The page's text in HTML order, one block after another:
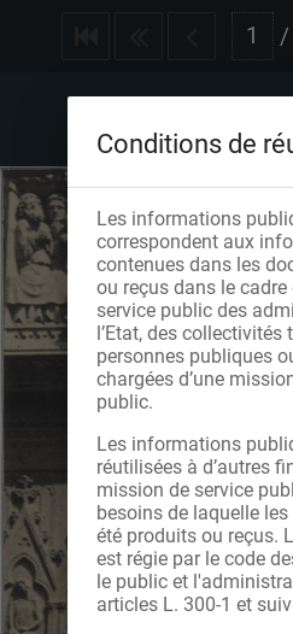
/
Conditions de
Les informations
correspondent aux
contenues dans les
ou reçus dans le
service public des
l’Etat, des collectivités
personnes publiques
chargées d’une
public.
Les informations
réutilisées à d’autres
mission de service
besoins de laquelle
été produits ou reçus.
est régie par le code
le public et
articles L. 300-1 et